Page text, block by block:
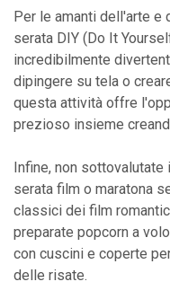
Per le amanti dell'arte e
serata DIY (Do It
incredibilmente
dipingere su tela o
questa attività offre
prezioso insieme
Infine, non sottovalutate
serata film o maratona
classici dei film
preparate popcorn a
con cuscini e coperte
delle risate.